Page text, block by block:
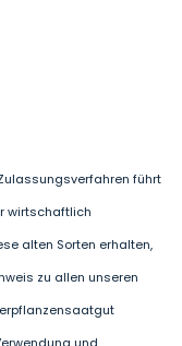
führt
wirtschaftlich
alten Sorten erhalten,
zu allen unseren